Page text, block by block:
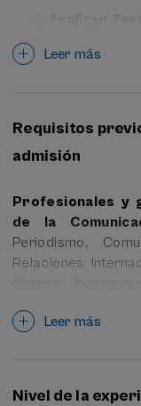
Mistral) en
éticas, los
sostiene la IA.
Leer más
Requisitos
admisión
Profesionales y
de la
Periodismo,
Relaciones
conocimientos
Leer más
Nivel de la